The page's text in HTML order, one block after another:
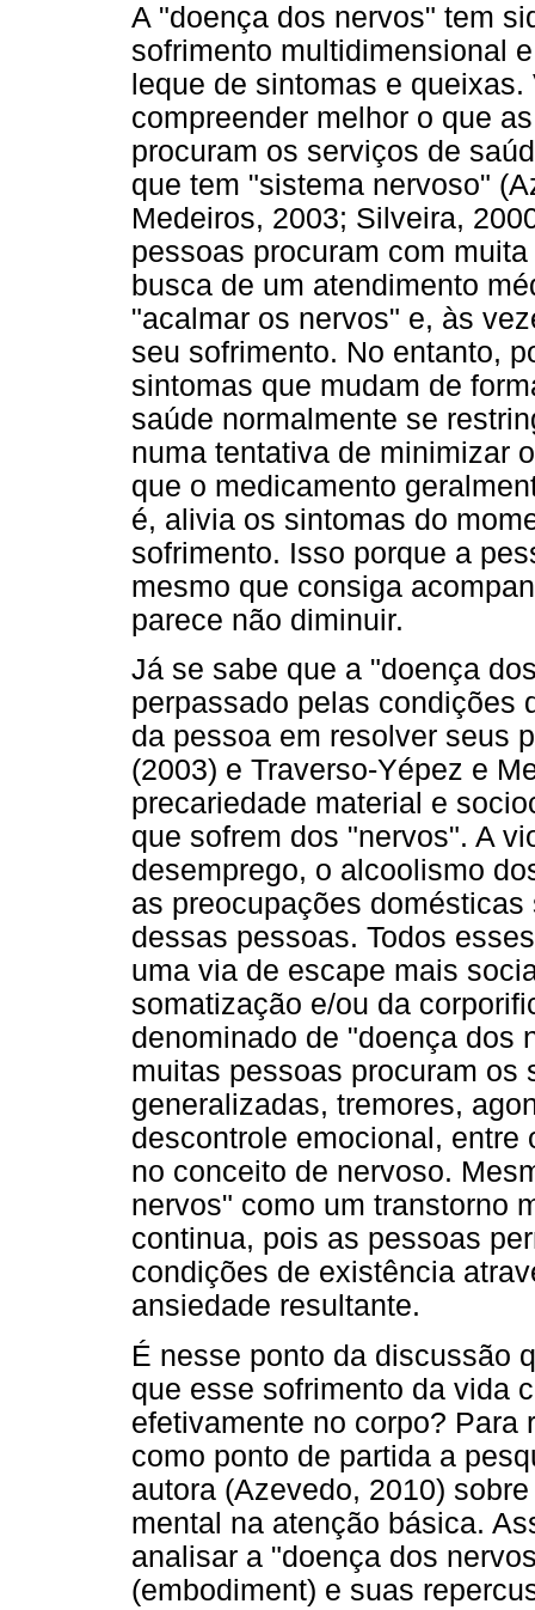
A "doença dos nervos" tem
sofrimento multidimensional
leque de sintomas e
compreender melhor o que
procuram os serviços de
que tem "sistema nervoso"
Medeiros, 2003; Silveira,
pessoas procuram com
busca de um atendimento
"acalmar os nervos" e, às
seu sofrimento. No entanto,
sintomas que mudam de
saúde normalmente se
numa tentativa de minimizar
que o medicamento
é, alivia os sintomas do
sofrimento. Isso porque a
mesmo que consiga
parece não diminuir.
Já se sabe que a "doença
perpassado pelas condições
da pessoa em resolver seus
(2003) e Traverso-Yépez e
precariedade material e
que sofrem dos "nervos". A
desemprego, o alcoolismo
as preocupações
dessas pessoas. Todos
uma via de escape mais
somatização e/ou da
denominado de "doença dos
muitas pessoas procuram os
generalizadas, tremores,
descontrole emocional,
no conceito de nervoso.
nervos" como um transtorno
continua, pois as pessoas
condições de existência
ansiedade resultante.
É nesse ponto da discussão
que esse sofrimento da vida
efetivamente no corpo? Para
como ponto de partida a
autora (Azevedo, 2010)
mental na atenção básica.
analisar a "doença dos
(embodiment) e suas